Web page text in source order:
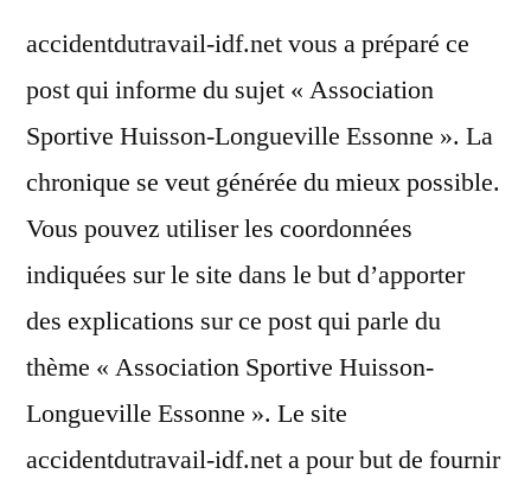
accidentdutravail-idf.net vous a préparé ce
post qui informe du sujet « Association
Sportive Huisson-Longueville Essonne ». La
chronique se veut générée du mieux possible.
Vous pouvez utiliser les coordonnées
indiquées sur le site dans le but d’apporter
des explications sur ce post qui parle du
thème « Association Sportive Huisson-
Longueville Essonne ». Le site
accidentdutravail-idf.net a pour but de fournir